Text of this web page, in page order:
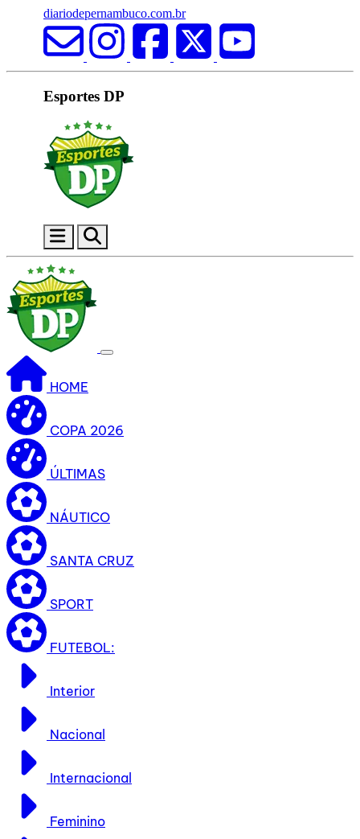
diariodepernambuco.com.br
Esportes DP
HOME
COPA 2026
ÚLTIMAS
NÁUTICO
SANTA CRUZ
SPORT
FUTEBOL:
Interior
Nacional
Internacional
Feminino